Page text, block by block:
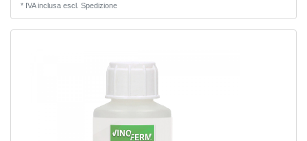
* IVA inclusaescl. Spedizione